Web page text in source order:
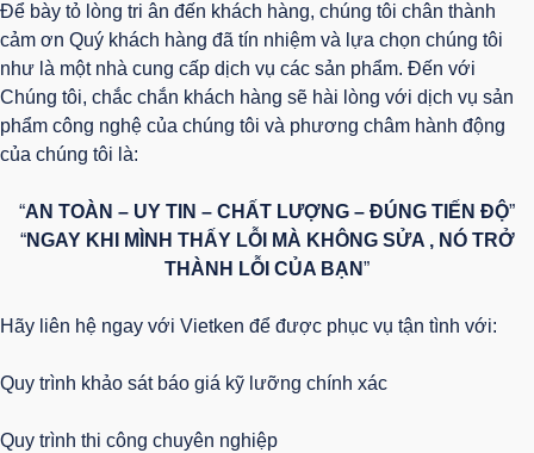
Để bày tỏ lòng tri ân đến khách hàng, chúng tôi chân thành
cảm ơn Quý khách hàng đã tín nhiệm và lựa chọn chúng tôi
như là một nhà cung cấp dịch vụ các sản phẩm. Đến với
Chúng tôi, chắc chắn khách hàng sẽ hài lòng với dịch vụ sản
phẩm công nghệ của chúng tôi và phương châm hành động
của chúng tôi là:
“AN TOÀN – UY TIN – CHẤT LƯỢNG – ĐÚNG TIẾN ĐỘ”
“NGAY KHI MÌNH THẤY LỖI MÀ KHÔNG SỬA , NÓ TRỞ
THÀNH LỖI CỦA BẠN”
Hãy liên hệ ngay với Vietken để được phục vụ tận tình với:
Quy trình khảo sát báo giá kỹ lưỡng chính xác
Quy trình thi công chuyên nghiệp